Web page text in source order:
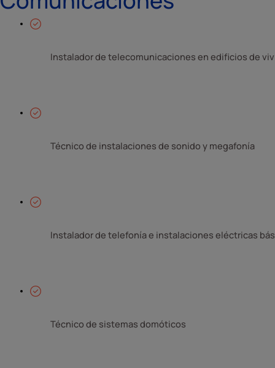
Instalador de telecomunicaciones en edificios de
Técnico de instalaciones de sonido y megafonía
Instalador de telefonía e instalaciones eléctricas
Técnico de sistemas domóticos